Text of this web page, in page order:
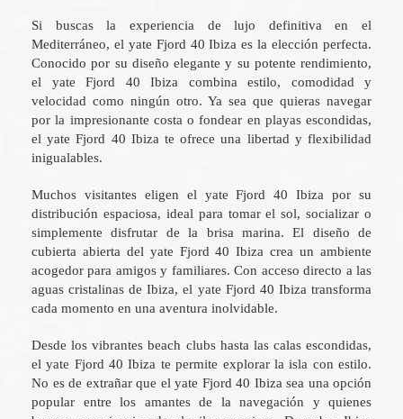
Si buscas la experiencia de lujo definitiva en el
Mediterráneo, el yate Fjord 40 Ibiza es la elección perfecta.
Conocido por su diseño elegante y su potente rendimiento,
el yate Fjord 40 Ibiza combina estilo, comodidad y
velocidad como ningún otro. Ya sea que quieras navegar
por la impresionante costa o fondear en playas escondidas,
el yate Fjord 40 Ibiza te ofrece una libertad y flexibilidad
inigualables.
Muchos visitantes eligen el yate Fjord 40 Ibiza por su
distribución espaciosa, ideal para tomar el sol, socializar o
simplemente disfrutar de la brisa marina. El diseño de
cubierta abierta del yate Fjord 40 Ibiza crea un ambiente
acogedor para amigos y familiares. Con acceso directo a las
aguas cristalinas de Ibiza, el yate Fjord 40 Ibiza transforma
cada momento en una aventura inolvidable.
Desde los vibrantes beach clubs hasta las calas escondidas,
el yate Fjord 40 Ibiza te permite explorar la isla con estilo.
No es de extrañar que el yate Fjord 40 Ibiza sea una opción
popular entre los amantes de la navegación y quienes